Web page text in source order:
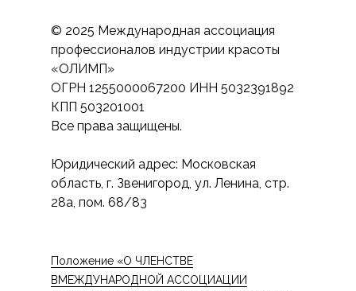
© 2025 Международная ассоциация
профессионалов индустрии красоты
«ОЛИМП»
ОГРН 1255000067200 ИНН 5032391892
КПП 503201001
Все права защищены.
Юридический адрес: Московская
область, г. Звенигород, ул. Ленина, стр.
28а, пом. 68/83
Положение «О ЧЛЕНСТВЕ
ВМЕЖДУНАРОДНОЙ АССОЦИАЦИИ